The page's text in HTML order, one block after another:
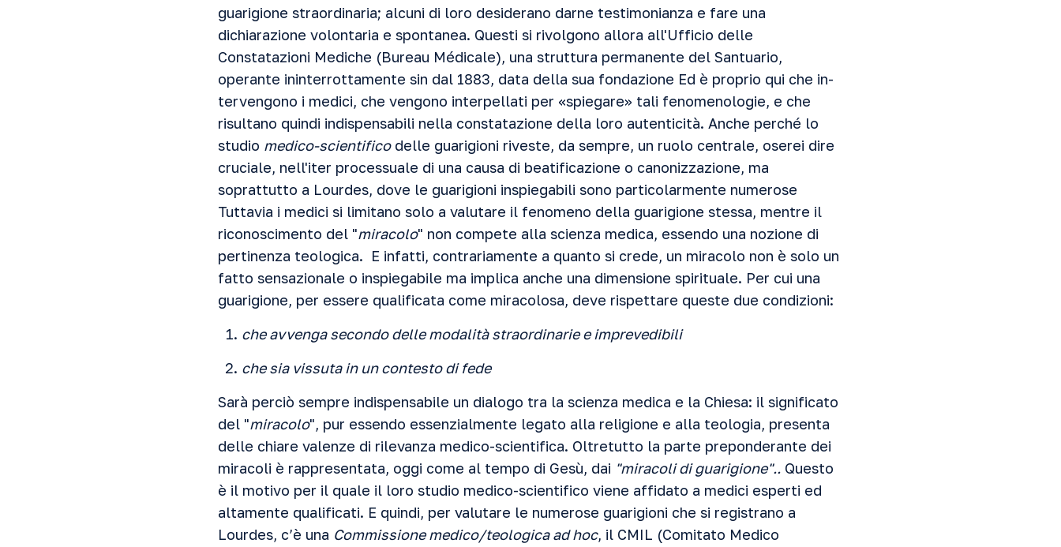
guarigione straordinaria; alcuni di loro desiderano darne testimonianza e fare una
dichiarazione volontaria e spontanea. Questi si rivolgono allora all'Ufficio delle
Constatazioni Mediche (Bureau Médicale), una struttura permanente del Santuario,
operante ininterrottamente sin dal 1883, data della sua fondazione Ed è proprio qui che in­
tervengono i medici, che vengono interpellati per «spiegare» tali fenomenologie, e che
risultano quindi indispensabili nella constatazione della loro autenticità. Anche perché lo
studio medico-scientificodelle guarigioni riveste, da sempre, un ruolo centrale, oserei dire
cruciale, nell'iter processuale di una causa di beatificazione o canonizzazione, ma
soprattutto a Lourdes, dove le guarigioni inspiegabili sono particolarmente numerose
Tuttavia i medici si limitano solo a valutare il fenomeno della guarigione stessa, mentre il
riconoscimento del "miracolo" non compete alla scienza medica, essendo una nozione di
pertinenza teologica. E infatti, contrariamente a quanto si crede, un miracolo non è solo un
fatto sensazionale o inspiegabile ma implica anche una dimensione spirituale. Per cui una
guarigione, per essere qualificata come miracolosa, deve rispettare queste due condizioni:
che avvenga secondo delle modalità straordinarie e imprevedibili
che sia vissuta in un contesto di fede
Sarà perciò sempre indispensabile un dialogo tra la scienza medica e la Chiesa: il significato
del "miracolo", pur essendo essenzialmente legato alla religione e alla teologia, presenta
delle chiare valenze di rilevanza medico-scientifica. Oltretutto la parte preponderante dei
miracoli è rappresentata, oggi come al tempo di Gesù, dai "miracoli di guarigione".. Questo
è il motivo per il quale il loro studio medico-scientifico viene affidato a medici esperti ed
altamente qualificati. E quindi, per valutare le numerose guarigioni che si registrano a
Lourdes, c’è una Commissione medico/teologica ad hoc, il CMIL (Comitato Medico